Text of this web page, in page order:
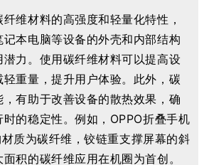
纤维材料的高强度和轻量化特性，
本电脑等设备的外壳和内部结构
力。使用碳纤维材料可以提高设
重量，提升用户体验。此外，碳
有助于改善设备的散热效果，确
的稳定性。例如 ， OPPO折叠手机
质为碳纤维，铰链重支撑屏幕的斜
积的碳纤维应用在机圈为首创。